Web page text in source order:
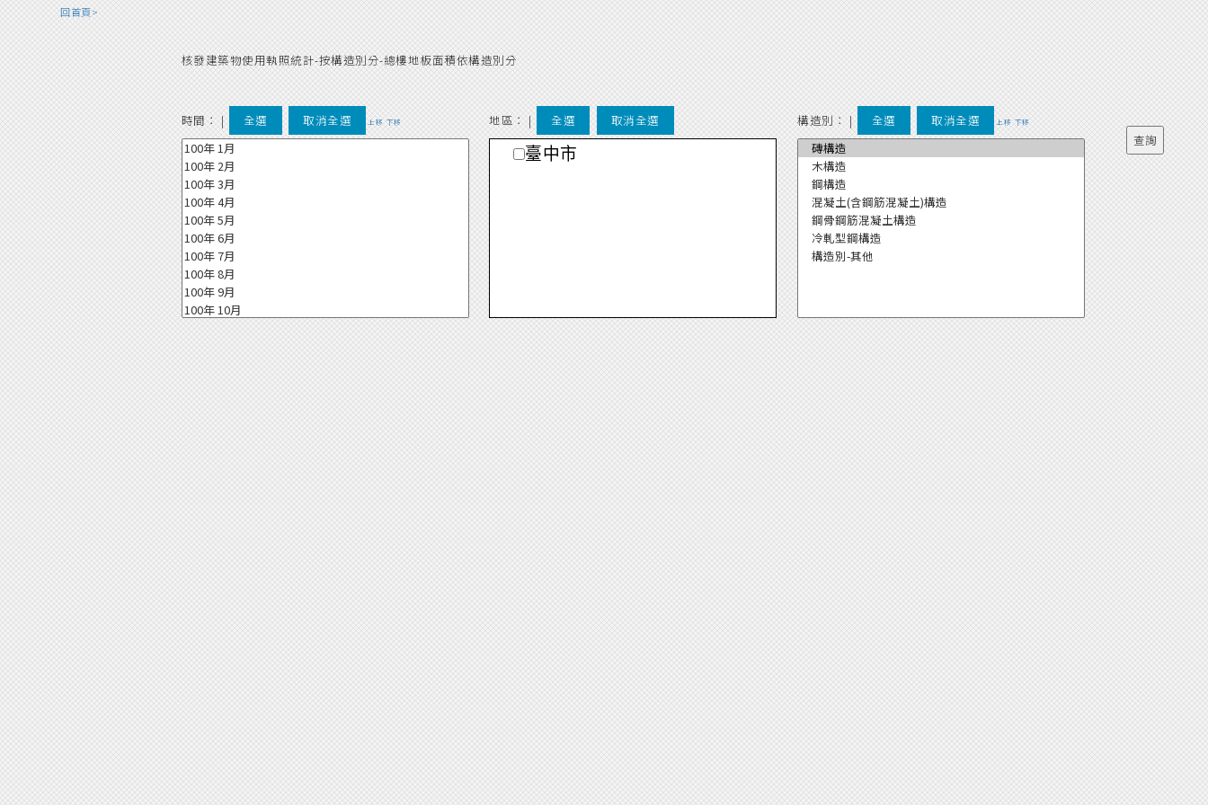
回首頁>
核發建築物使用執照統計-按構造別分-總樓地板面積依構造別分
時間： | 全選 取消全選 上移 下移 地區： | 全選 取消全選
臺中市
構造別： | 全選 取消全選 上移 下移